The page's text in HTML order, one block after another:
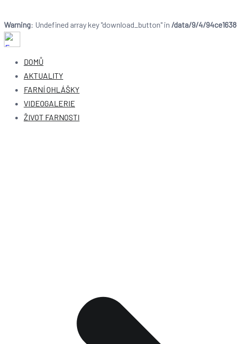
Warning: Undefined array key "download_button" in /data/9/4/
Farnost Dobruška
Farnost Dobruška
DOMŮ
AKTUALITY
FARNÍ OHLÁŠKY
VIDEOGALERIE
ŽIVOT FARNOSTI